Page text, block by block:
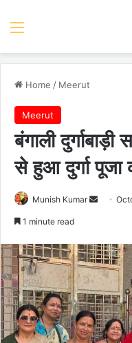
Menu
Home / Meerut
Meerut
बंगाली
से हुआ दुर्गा पूजा
Munish Kumar
Send
1 minute read